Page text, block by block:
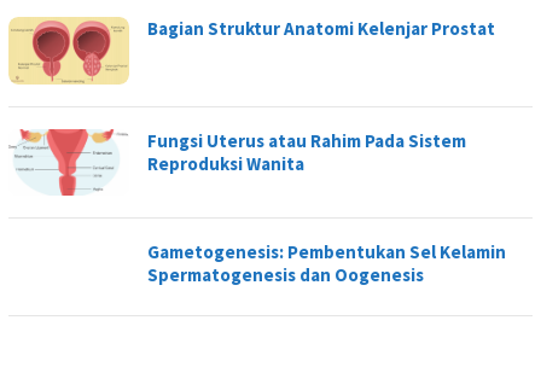
Bagian Struktur Anatomi Kelenjar Prostat
Fungsi Uterus atau Rahim Pada Sistem
Reproduksi Wanita
Gametogenesis: Pembentukan Sel Kelamin
Spermatogenesis dan Oogenesis